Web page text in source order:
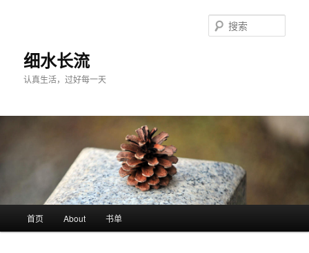
细水长流
认真生活，过好每一天
索
首页 About 书单